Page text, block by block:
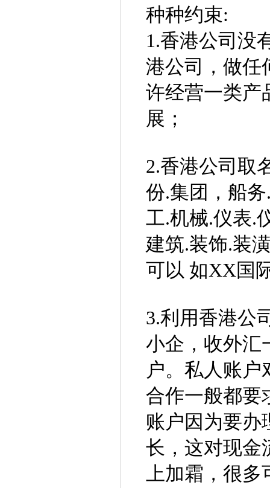
种种约束:
1.香港公司没
港公司，做任
许经营一类产
展；
2.香港公司取
份.集团，船
工.机械.仪表.
建筑.装饰.装
可以 如XX国
3.利用香港公
小企，收外汇
户。私人账
合作一般都要
账户因为要办
长，这对现金
上加霜，很